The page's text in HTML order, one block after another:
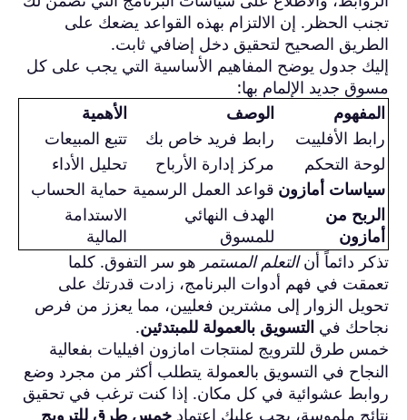
تجنب الحظر. إن الالتزام بهذه القواعد يضعك على
الطريق الصحيح لتحقيق دخل إضافي ثابت.
إليك جدول يوضح المفاهيم الأساسية التي يجب على كل
مسوق جديد الإلمام بها:
المفهوم
الوصف
الأهمية
رابط الأفلييت
رابط فريد خاص بك
تتبع المبيعات
لوحة التحكم
مركز إدارة الأرباح
تحليل الأداء
سياسات أمازون قواعد العمل الرسمية حماية الحساب
الربح من
أمازون
الهدف النهائي
للمسوق
الاستدامة
المالية
تذكر دائماً أنالتعلم المستمر هو سر التفوق. كلما
تعمقت في فهم أدوات البرنامج، زادت قدرتك على
تحويل الزوار إلى مشترين فعليين، مما يعزز من فرص
نجاحك في التسويق بالعمولة للمبتدئين.
خمس طرق للترويج لمنتجات امازون افيليات بفعالية
النجاح في التسويق بالعمولة يتطلب أكثر من مجرد وضع
روابط عشوائية في كل مكان. إذا كنت ترغب في تحقيق
نتائج ملموسة، يجب عليك اعتماد خمس طرق للترويج